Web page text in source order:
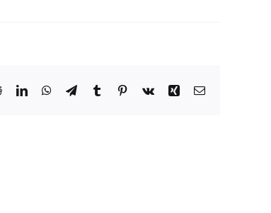
RedditLinkedInWhatsApp
TelegramTumblrPinterest
Vk Xing Correo